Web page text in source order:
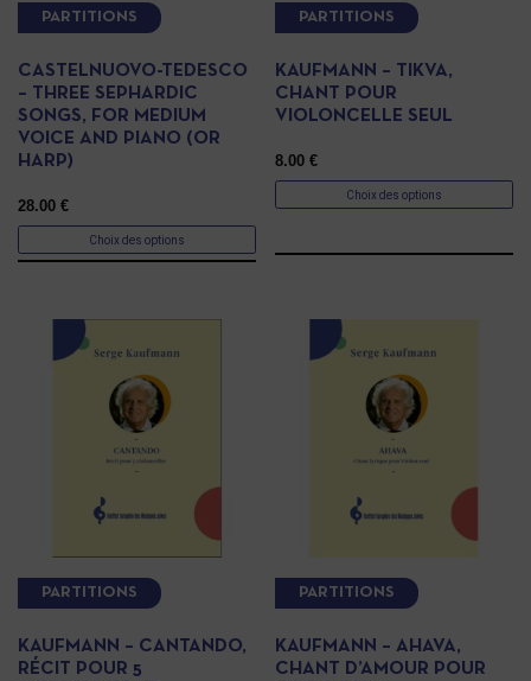
PARTITIONS
CASTELNUOVO-TEDESCO
– THREE SEPHARDIC
SONGS, FOR MEDIUM
VOICE AND PIANO (OR
HARP)
28.00 €
Choix des options
PARTITIONS
KAUFMANN – TIKVA,
CHANT POUR
VIOLONCELLE SEUL
8.00€
Choix des options
PARTITIONS
KAUFMANN – CANTANDO,
RÉCIT POUR 5
PARTITIONS
KAUFMANN – AHAVA,
CHANT D’AMOUR POUR